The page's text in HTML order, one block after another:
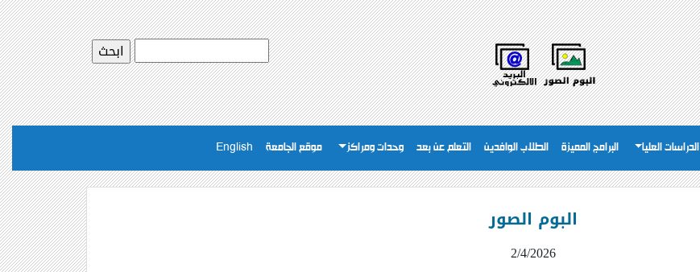
الدراسات العليا البرامج المميزة الطلاب الوافدين التعلم عن بعد وحدات ومراكز موقع الجامعة English
البوم الصور
2/4/2026